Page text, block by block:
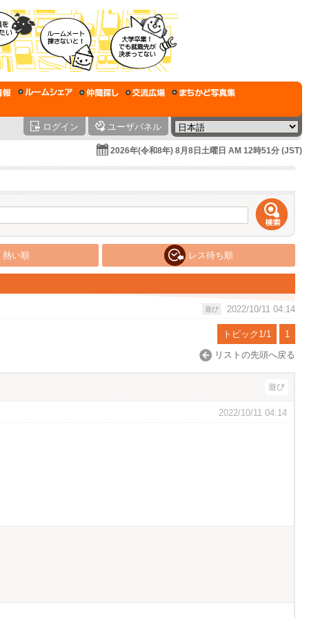
ログイン ユーザパネル
2026年(令和8年) 8月8日土曜日 AM 12時51分 (JST)
熱い順 レス待ち順
遊び 2022/10/11 04:14
トピック1/1
1
リストの先頭へ戻る
遊び
2022/10/11 04:14